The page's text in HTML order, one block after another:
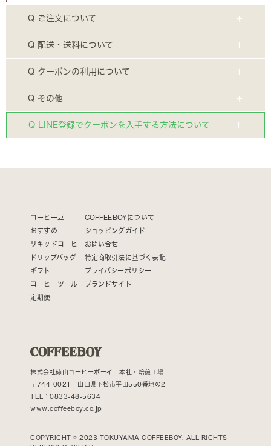
Q ご注文について
Q 配送・送料について
Q クーポンの利用について
Q その他
Q LINE登録でクーポンを入手する方法について
コーヒー豆
おすすめ
リキッドコーヒー
ドリップバッグ
ギフト
コーヒーツール
定期便
COFFEEBOYについて
ショッピングガイド
お問い合せ
特定商取引法に基づく表記
プライバシーポリシー
ブランドサイト
株式会社徳山コーヒーボーイ 本社・焙煎工場
〒744-0021 山口県下松市平田550番地の2
TEL：0833-48-5634
www.coffeeboy.co.jp
COPYRIGHT © 2023 TOKUYAMA COFFEEBOY. ALL RIGHTS